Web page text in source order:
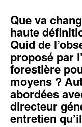
Que va
haute
Quid de
proposé par
forestière
moyens ?
abordées
directeur
entretien